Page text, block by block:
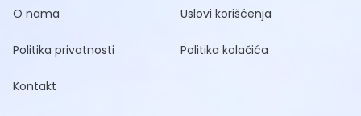
O nama Uslovi korišćenja
Politika privatnosti Politika kolačića
Kontakt